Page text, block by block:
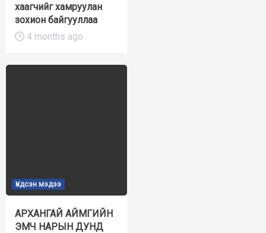
хаагчийг хамруулан
зохион байгууллаа
4 months ago
Үндсэн мэдээ
АРХАНГАЙ АЙМГИЙН
ЭМЧ НАРЫН ДУНД